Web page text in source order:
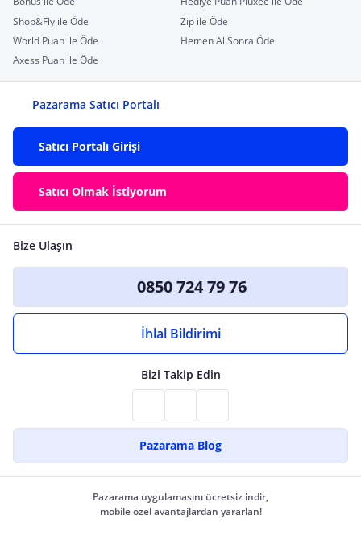
Shop&Fly ile Öde
Zip ile Öde
World Puan ile Öde
Hemen Al Sonra Öde
Axess Puan ile Öde
Pazarama Satıcı Portalı
Satıcı Portalı Girişi
Satıcı Olmak İstiyorum
Bize Ulaşın
0850 724 79 76
İhlal Bildirimi
Bizi Takip Edin
Pazarama Blog
Pazarama uygulamasını ücretsiz indir,
mobile özel avantajlardan yararlan!